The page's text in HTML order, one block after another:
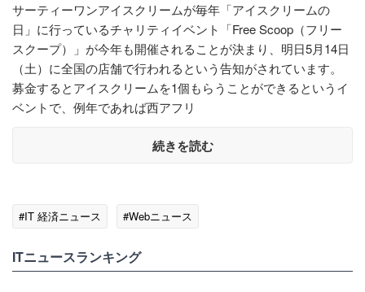
サーティーワンアイスクリームが毎年「アイスクリームの
日」に行っているチャリティイベント「Free Scoop（フリー
スクープ）」が今年も開催されることが決まり、明日5月14日
（土）に全国の店舗で行われるという告知がされています。
募金するとアイスクリームを1個もらうことができるというイ
ベントで、例年であれば西アフリ
続きを読む
#IT 経済ニュース #Webニュース
ITニュースランキング